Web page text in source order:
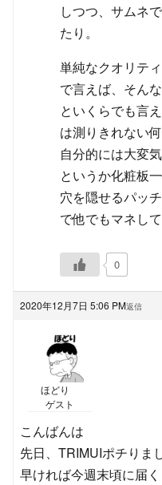
しつつ、サムネ
たり。
単純なクオリテ
で言えば、そん
といくらでも言
は測りきれない
自分的には大変
というか化粧板
穴を隠せるパッ
で他でもマネし
0
2020年12月7日 5:06 PM返信
ほどり
ゲスト
こんばんは
先日、TRIMUIポチりま
早ければ今週末頃に届く